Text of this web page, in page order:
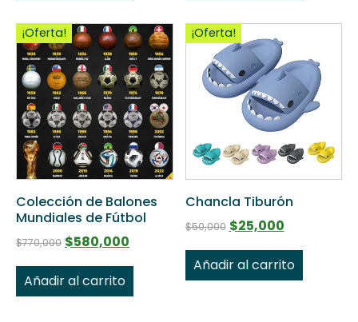
¡Oferta!
Colección de Balones
Mundiales de Fútbol
$770,000 $580,000
Añadir al carrito
¡Oferta!
Chancla Tiburón
$50,000 $25,000
Añadir al carrito